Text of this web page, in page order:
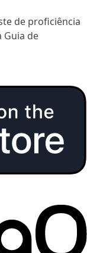
de proficiência
Guia de